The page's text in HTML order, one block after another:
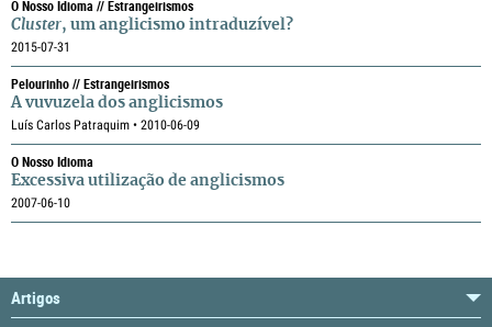
O Nosso Idioma // Estrangeirismos
Cluster, um anglicismo intraduzível?
2015-07-31
Pelourinho // Estrangeirismos
A vuvuzela dos anglicismos
Luís Carlos Patraquim • 2010-06-09
O Nosso Idioma
Excessiva utilização de anglicismos
2007-06-10
Artigos